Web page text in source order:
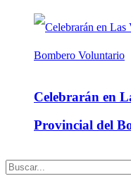
Celebrarán en
Provincial del